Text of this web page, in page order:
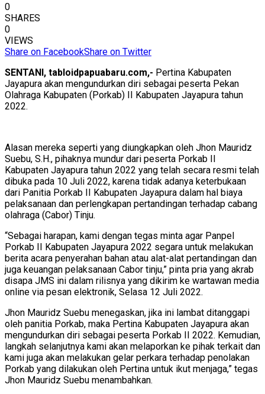
0
SHARES
0
VIEWS
Share on FacebookShare on Twitter
SENTANI, tabloidpapuabaru.com,- Pertina Kabupaten
Jayapura akan mengundurkan diri sebagai peserta Pekan
Olahraga Kabupaten (Porkab) II Kabupaten Jayapura tahun
2022.
Alasan mereka seperti yang diungkapkan oleh Jhon Mauridz
Suebu, S.H., pihaknya mundur dari peserta Porkab II
Kabupaten Jayapura tahun 2022 yang telah secara resmi telah
dibuka pada 10 Juli 2022, karena tidak adanya keterbukaan
dari Panitia Porkab II Kabupaten Jayapura dalam hal biaya
pelaksanaan dan perlengkapan pertandingan terhadap cabang
olahraga (Cabor) Tinju.
“Sebagai harapan, kami dengan tegas minta agar Panpel
Porkab II Kabupaten Jayapura 2022 segara untuk melakukan
berita acara penyerahan bahan atau alat-alat pertandingan dan
juga keuangan pelaksanaan Cabor tinju,” pinta pria yang akrab
disapa JMS ini dalam rilisnya yang dikirim ke wartawan media
online via pesan elektronik, Selasa 12 Juli 2022.
Jhon Mauridz Suebu menegaskan, jika ini lambat ditanggapi
oleh panitia Porkab, maka Pertina Kabupaten Jayapura akan
mengundurkan diri sebagai peserta Porkab II 2022. Kemudian,
langkah selanjutnya kami akan melaporkan ke pihak terkait dan
kami juga akan melakukan gelar perkara terhadap penolakan
Porkab yang dilakukan oleh Pertina untuk ikut menjaga,” tegas
Jhon Mauridz Suebu menambahkan.